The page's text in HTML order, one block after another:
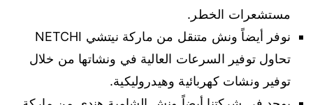
مستشعرات الخطر.
نوفر أيضاً ونش متنقل من ماركة نيتشي NETCHI
تحاول توفير السرعات العالية في ونشاتها من خلال
توفير ونشات كهربائية وهيدروليكية.